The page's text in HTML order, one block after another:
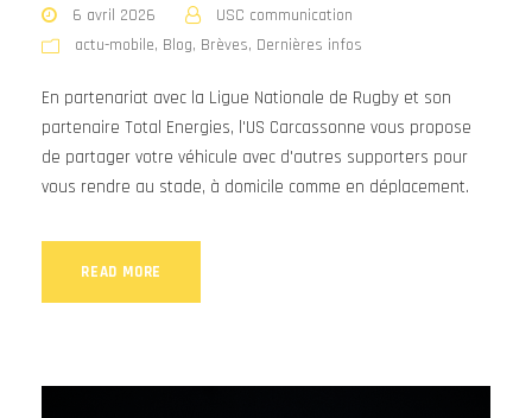
6 avril 2026
USC communication
actu-mobile, Blog, Brèves, Dernières infos
En partenariat avec la Ligue Nationale de Rugby et son
partenaire Total Energies, l'US Carcassonne vous propose
de partager votre véhicule avec d'autres supporters pour
vous rendre au stade, à domicile comme en déplacement.
READ MORE